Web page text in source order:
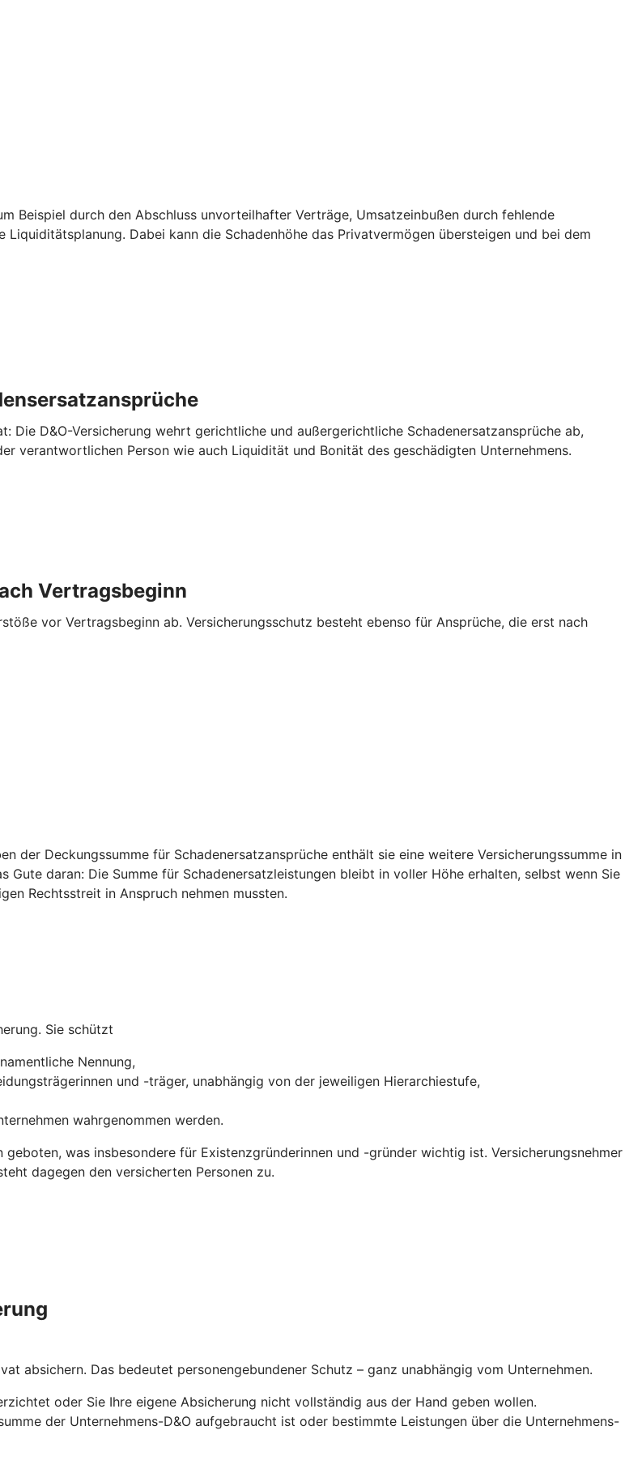
Beispiel durch den Abschluss unvorteilhafter Verträge, Umsatzeinbußen durch fehlende
Dabei kann die Schadenhöhe das Privatvermögen übersteigen und bei dem
Die D&O-Versicherung wehrt gerichtliche und außergerichtliche Schadenersatzansprüche ab,
verantwortlichen Person wie auch Liquidität und Bonität des geschädigten Unternehmens.
­Vertragsbeginn
vor Vertragsbeginn ab. Versicherungsschutz besteht ebenso für Ansprüche, die erst nach
der Deckungssumme für Schadenersatzansprüche enthält sie eine weitere Versicherungssumme in
daran: Die Summe für Schadenersatzleistungen bleibt in voller Höhe erhalten, selbst wenn Sie
Rechtsstreit in Anspruch nehmen mussten.
Sie schützt
Nennung,
und -träger, unabhängig von der jeweiligen Hierarchiestufe,
wahrgenommen werden.
was insbesondere für Existenzgründerinnen und -gründer wichtig ist. Versicherungsnehmer
dagegen den versicherten Personen zu.
absichern. Das bedeutet personengebundener Schutz – ganz unabhängig vom Unternehmen.
oder Sie Ihre eigene Absicherung nicht vollständig aus der Hand geben wollen.
der Unternehmens-D&O aufgebraucht ist oder bestimmte Leistungen über die Unternehmens-